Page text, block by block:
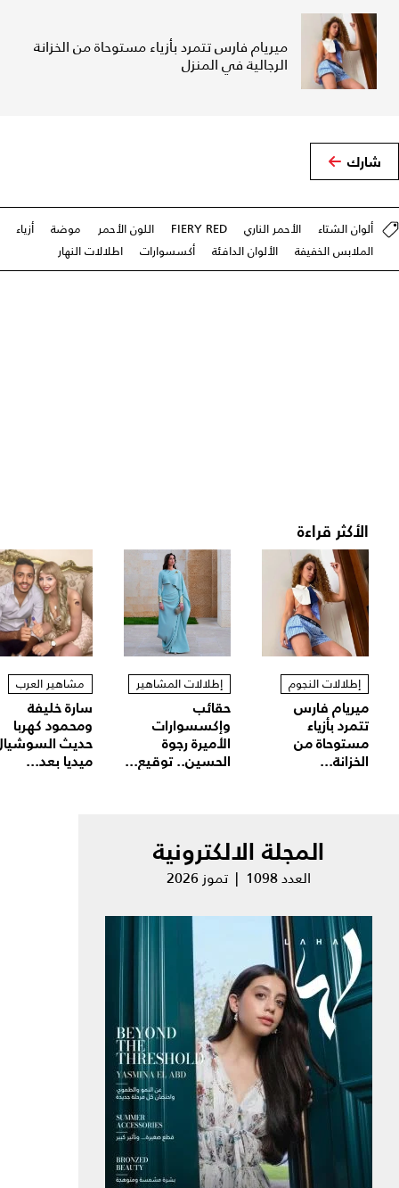
ميريام فارس تتمرد بأزياء مستوحاة من الخزانة
الرجالية في المنزل
شارك
ألوان الشتاء الأحمر الناري FIERY RED اللون الأحمر موضة
أزياء
الملابس الخفيفة
الألوان الدافئة أكسسوارات اطلالات النهار
الأكثر قراءة
إطلالات النجوم
ميريام فارس
تتمرد بأزياء
مستوحاة من
الخزانة...
إطلالات المشاهير
حقائب
وإكسسوارات
الأميرة رجوة
الحسين.. توقيع...
مشاهير العرب
سارة خليفة
ومحمود كهربا
حديث
ميديا بعد...
المجلة الالكترونية
العدد 1098 | تموز 2026